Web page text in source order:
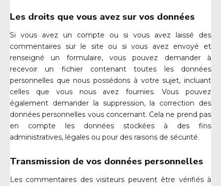
Les droits que vous avez survos données
Si vous avez un compte ou si vous avez laissé des
commentaires sur le site ou si vous avez envoyé et
renseigné un formulaire, vous pouvez demander à
recevoir un fichier contenant toutes les données
personnelles que nous possédons à votre sujet, incluant
celles que vous nous avez fournies. Vous pouvez
également demander la suppression, la correction des
données personnelles vous concernant. Cela ne prend pas
en compte les données stockées à des fins
administratives, légales ou pour des raisons de sécurité.
Transmission de vos données personnelles
Les commentaires des visiteurs peuvent être vérifiés à